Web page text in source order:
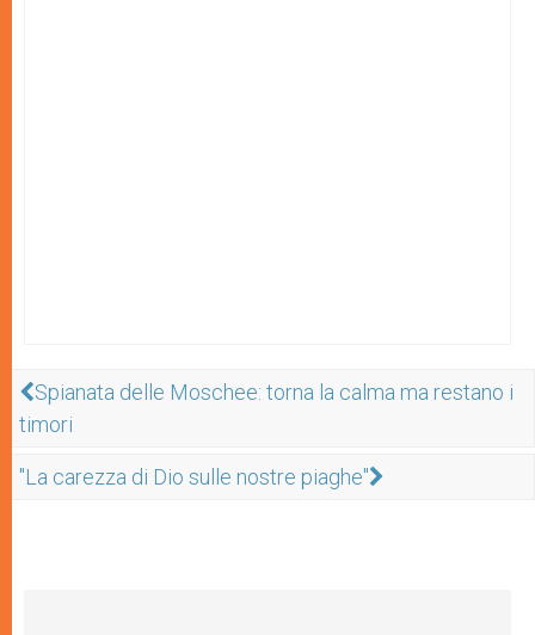
Spianata delle Moschee: torna la calma ma restano i
timori
"La carezza di Dio sulle nostre piaghe"